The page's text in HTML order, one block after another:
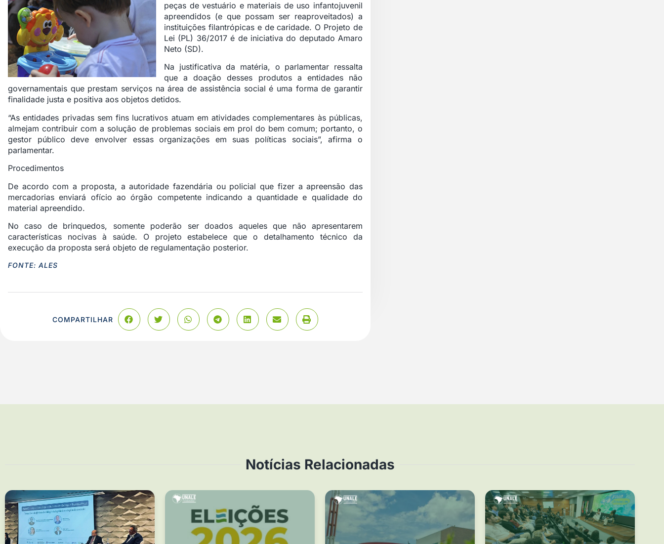
peças de vestuário e materiais de uso infantojuvenil
apreendidos (e que possam ser reaproveitados) a
instituições filantrópicas e de caridade. O Projeto de
Lei (PL) 36/2017 é de iniciativa do deputado Amaro
Neto (SD).
Na justificativa da matéria, o parlamentar ressalta
que a doação desses produtos a entidades não
governamentais que prestam serviços na área de assistência social é uma forma de garantir
finalidade justa e positiva aos objetos detidos.
“As entidades privadas sem fins lucrativos atuam em atividades complementares às públicas,
almejam contribuir com a solução de problemas sociais em prol do bem comum; portanto, o
gestor público deve envolver essas organizações em suas políticas sociais”, afirma o
parlamentar.
Procedimentos
De acordo com a proposta, a autoridade fazendária ou policial que fizer a apreensão das
mercadorias enviará ofício ao órgão competente indicando a quantidade e qualidade do
material apreendido.
No caso de brinquedos, somente poderão ser doados aqueles que não apresentarem
características nocivas à saúde. O projeto estabelece que o detalhamento técnico da
execução da proposta será objeto de regulamentação posterior.
FONTE: ALES
COMPARTILHAR
Notícias Relacionadas